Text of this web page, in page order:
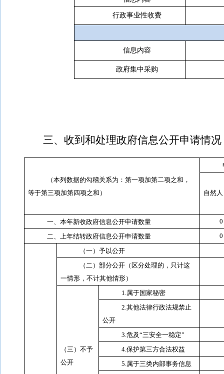
行政事业性收费
信息内容
政府集中采购
三、收到和处理政府信息公开申请情况
（本列数据的勾稽关系为：第一项加第二项之和，
等于第三项加第四项之和）
自然人
一、本年新收政府信息公开申请数量
0
二、上年结转政府信息公开申请数量
0
（一）予以公开
（二）部分公开（区分处理的，只计这
一情形，不计其他情形）
（三）不予
公开
1.属于国家秘密
2.其他法律行政法规禁止
公开
3.危及“三安全一稳定”
4.保护第三方合法权益
5.属于三类内部事务信息